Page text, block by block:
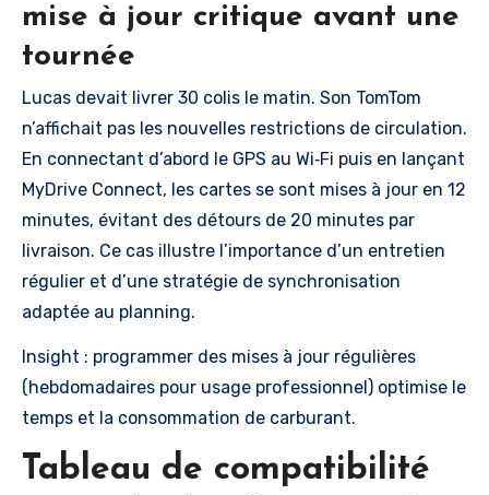
mise à jour critique avant une
tournée
Lucas devait livrer 30 colis le matin. Son TomTom
n’affichait pas les nouvelles restrictions de circulation.
En connectant d’abord le GPS au Wi‑Fi puis en lançant
MyDrive Connect, les cartes se sont mises à jour en 12
minutes, évitant des détours de 20 minutes par
livraison. Ce cas illustre l’importance d’un entretien
régulier et d’une stratégie de synchronisation
adaptée au planning.
Insight : programmer des mises à jour régulières
(hebdomadaires pour usage professionnel) optimise le
temps et la consommation de carburant.
Tableau de compatibilité